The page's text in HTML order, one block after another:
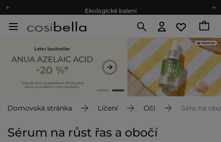
Ekologické balení
Doporučovací Program
Darkové karty
Ekologické balení
Domovská stránka Líčení Oči Séra na
Sérum na růst řas a obočí